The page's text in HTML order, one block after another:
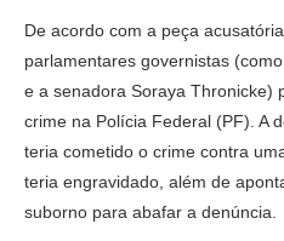
De acordo com a peça
parlamentares governistas
e a senadora Soraya Thronicke)
crime na Polícia Federal (PF). A
teria cometido o crime contra
teria engravidado, além de
suborno para abafar a denúncia.